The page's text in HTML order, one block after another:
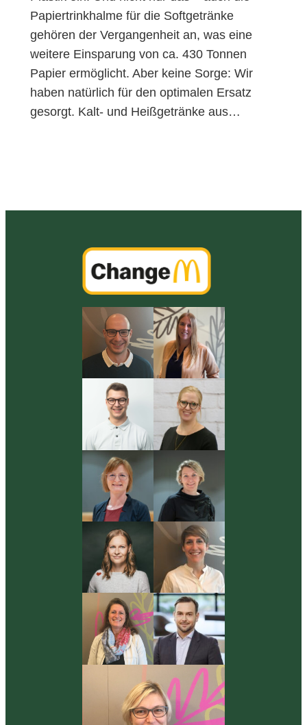
Papiertrinkhalme für die Softgetränke
gehören der Vergangenheit an, was eine
weitere Einsparung von ca. 430 Tonnen
Papier ermöglicht. Aber keine Sorge: Wir
haben natürlich für den optimalen Ersatz
gesorgt. Kalt- und Heißgetränke aus…